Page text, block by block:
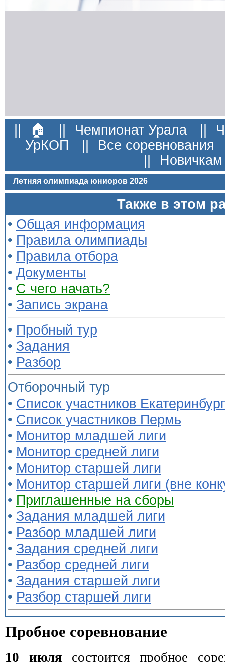
|| 🏠 || Чемпионат Урала ||
УрКОП
|| Все соревнования
||
Новичкам
Летняя олимпиада юниоров 2026
Также в этом
• Общая информация
• Правила олимпиады
• Правила отбора
• Документы
• С чего начать?
• Запись экрана
• Пробный тур
• Задания
• Разбор
Отборочный тур
• Список участников Екатеринбург
• Список участников Пермь
• Монитор младшей лиги
• Монитор средней лиги
• Монитор старшей лиги
• Монитор старшей лиги (вне
• Приглашенные на сборы
• Задания младшей лиги
• Разбор младшей лиги
• Задания средней лиги
• Разбор средней лиги
• Задания старшей лиги
• Разбор старшей лиги
Пробное соревнование
10 июля состоится пробное